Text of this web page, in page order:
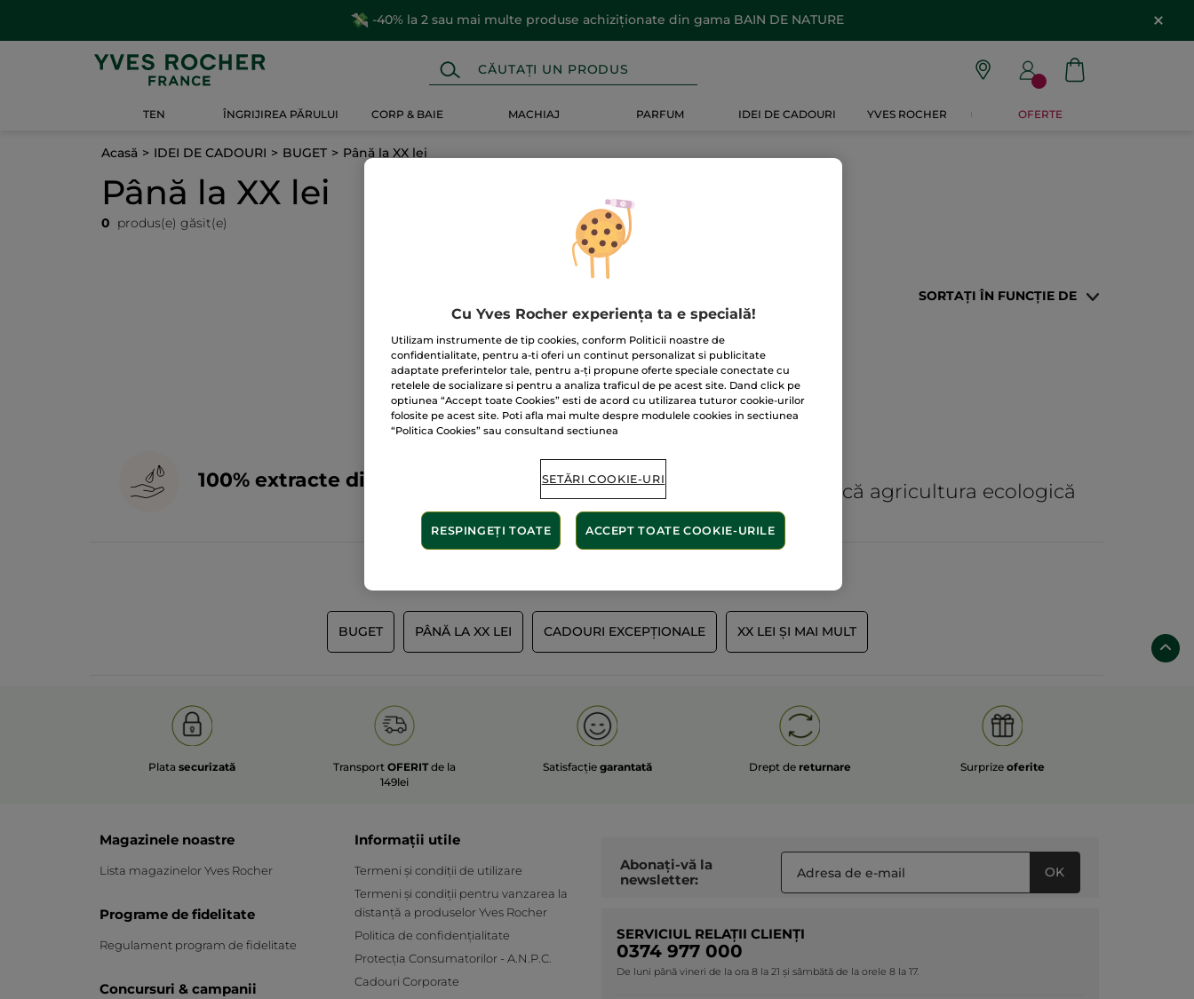
-40% la 2 sau mai multe produse achiziționate din gama BAIN DE NATURE
TEN ÎNGRIJIREA PĂRULUI CORP & BAIE MACHIAJ PARFUM IDEI DE CADOURI YVES ROCHER OFERTE
Acasă IDEI DE CADOURI BUGET Până la XX lei
Până la XX lei
0 produs(e) găsit(e)
SORTAȚI ÎN FUNCȚIE DE
100% extracte din 60 de hectare
terenuri pe care se practică agricultura ecologică
BUGET PÂNĂ LA XX LEI CADOURI EXCEPȚIONALE XX LEI ȘI MAI MULT
Plata securizată Transport OFERITde la
149lei
Satisfacțiegarantată Drept de returnare Surprize oferite
Magazinele noastre
Lista magazinelor Yves Rocher
Programe de fidelitate
Regulament program de fidelitate
Concursuri & campanii
Informații utile
Termeni și condiții de utilizare
Termeni și condiții pentru vanzarea la
distanță a produselor Yves Rocher
Politica de confidențialitate
Protecția Consumatorilor - A.N.P.C.
Cadouri Corporate
Abonați-vă la
newsletter:
OK
SERVICIUL RELAȚII CLIENȚI
0374 977 000
De luni până vineri de la ora 8 la 21 și sâmbătă de la orele 8 la 17.
Cu Yves Rocher experiența ta e specială!
Utilizam instrumente de tip cookies, conform Politicii noastre de
confidentialitate, pentru a-ti oferi un continut personalizat si publicitate
adaptate preferintelor tale, pentru a-ți propune oferte speciale conectate cu
retelele de socializare si pentru a analiza traficul de pe acest site. Dand click pe
optiunea “Accept toate Cookies” esti de acord cu utilizarea tuturor cookie-urilor
folosite pe acest site. Poti afla mai multe despre modulele cookies in sectiunea
“Politica Cookies” sau consultand sectiunea
SETĂRI COOKIE-URI
RESPINGEȚI TOATE ACCEPT TOATE COOKIE-URILE